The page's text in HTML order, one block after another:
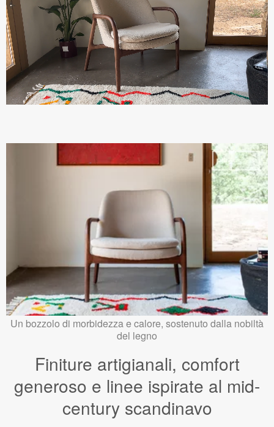
Un bozzolo di morbidezza e calore, sostenuto dalla nobiltà
del legno
Finiture artigianali, comfort
generoso e linee ispirate al mid-
century scandinavo